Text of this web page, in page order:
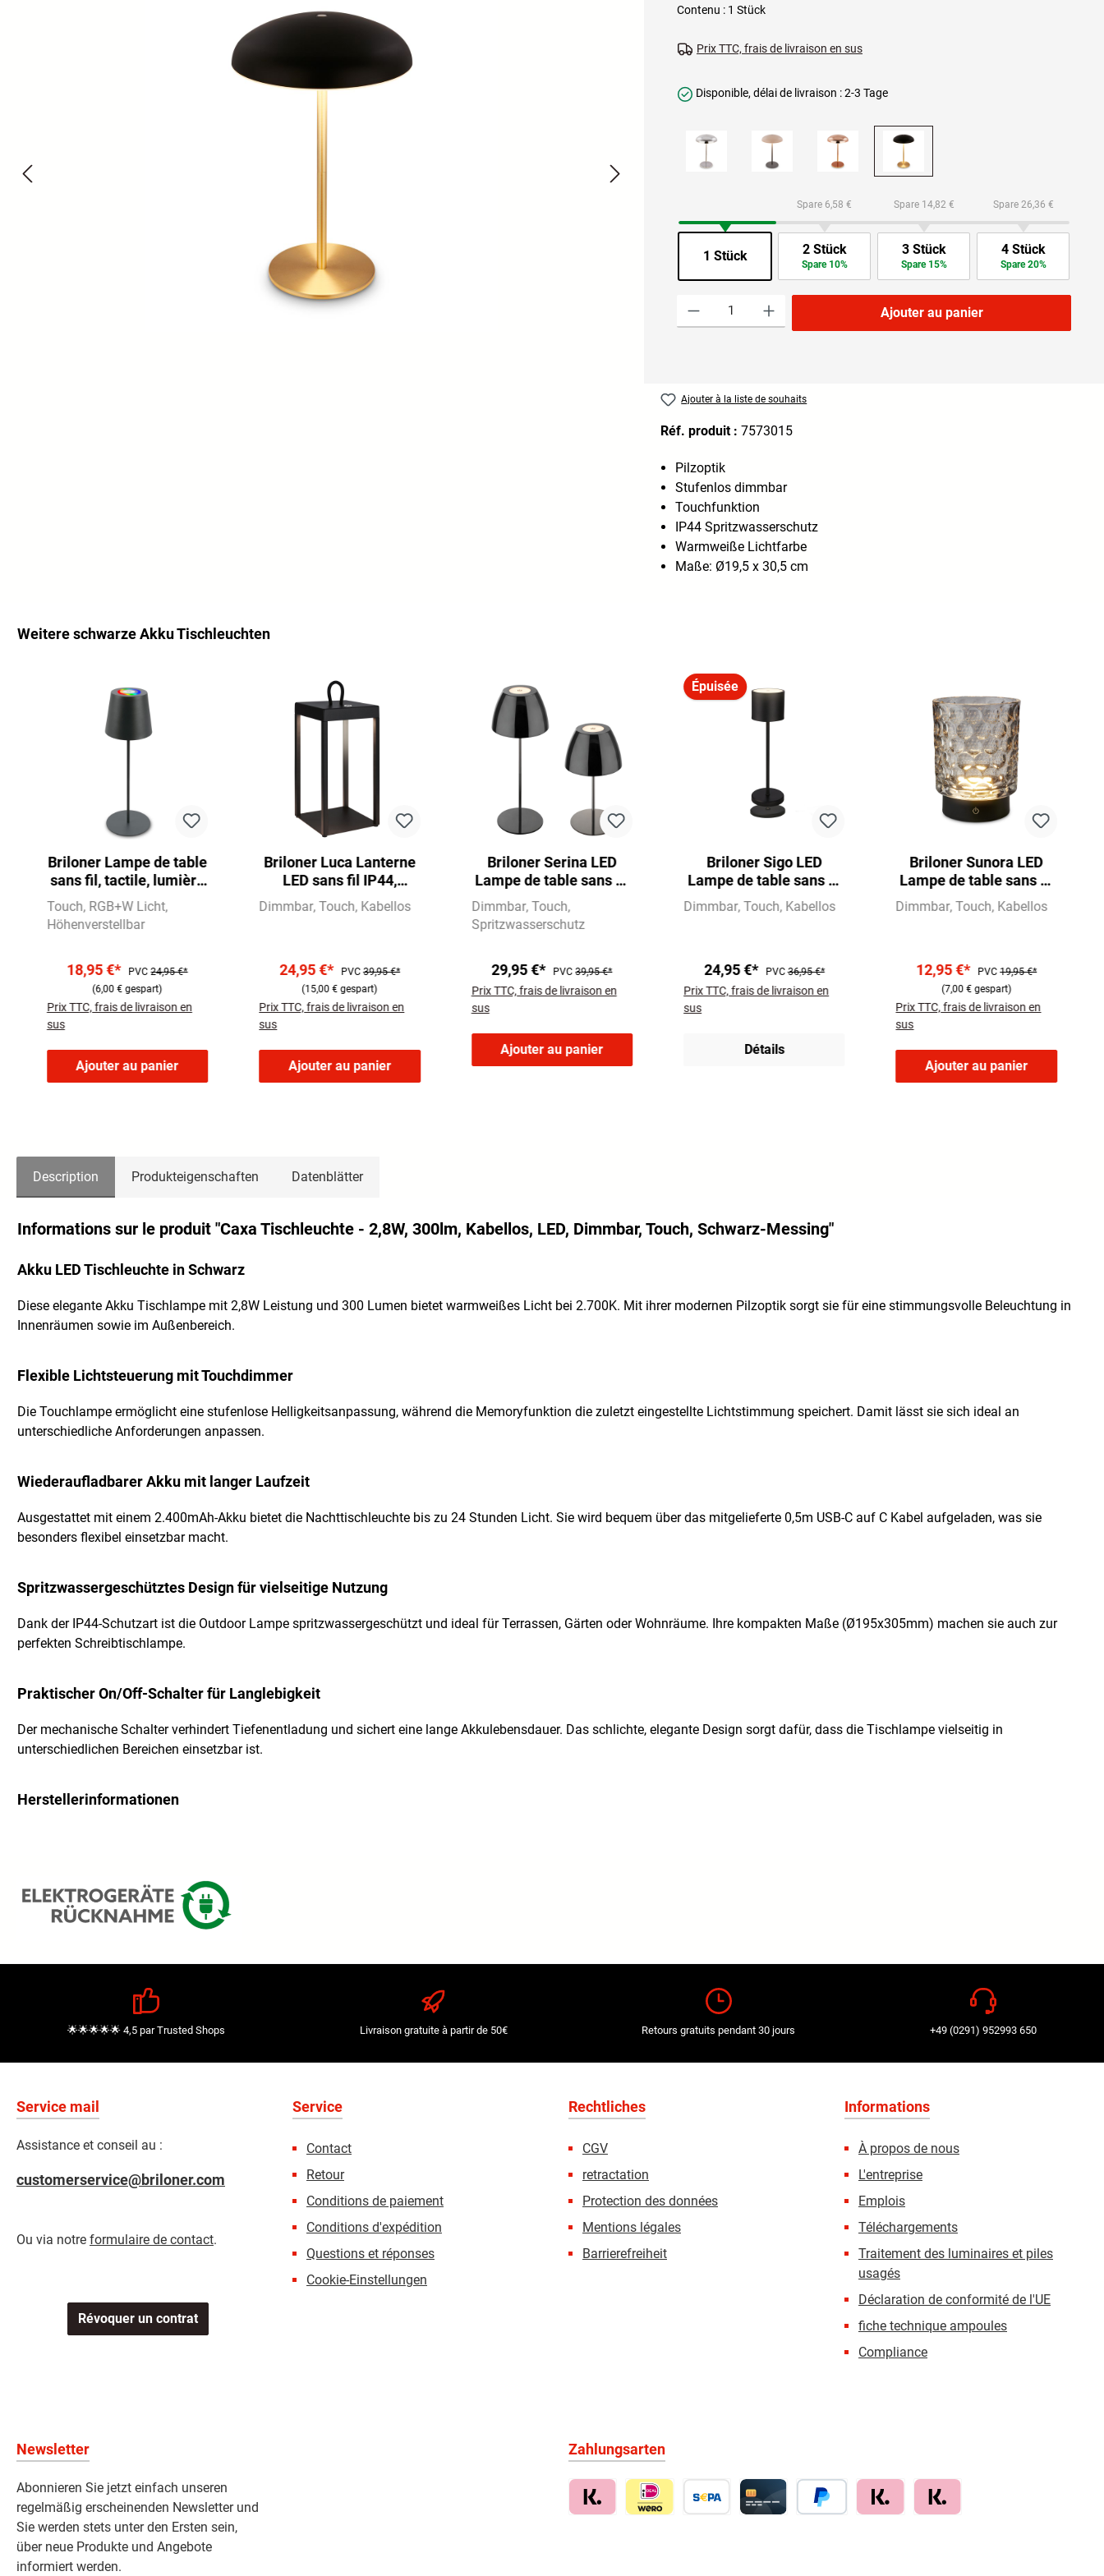
Contenu : 1 Stück
Prix TTC, frais de livraison en sus
Disponible, délai de livraison : 2-3 Tage
1 Stück
Spare 6,58 €
2 Stück
Spare 10%
Spare 14,82 €
3 Stück
Spare 15%
Spare 26,36 €
4 Stück
Spare 20%
Ajouter au panier
Ajouter à la liste de souhaits
Réf. produit : 7573015
Pilzoptik
Stufenlos dimmbar
Touchfunktion
IP44 Spritzwasserschutz
Warmweiße Lichtfarbe
Maße: Ø19,5 x 30,5 cm
Weitere schwarze Akku Tischleuchten
Briloner Lampe de table
sans fil, tactile, lumière
multicolore RGB+W,
hauteur réglable
Touch RGB+W Licht
Höhenverstellbar
18,95 €* PVC24,95 €*
(6,00 € gespart)
Prix TTC, frais de livraison en
sus
Ajouter au panier
Briloner Luca Lanterne
LED sans fil IP44,
intensité lumineuse
variable, tactile, noir
Dimmbar Touch Kabellos
24,95 €* PVC39,95 €*
(15,00 € gespart)
Prix TTC, frais de livraison en
sus
Ajouter au panier
Briloner Serina LED
Lampe de table sans fil
IP44, intensité
lumineuse variable,
tactile, noir-chrome
Dimmbar Touch
Spritzwasserschutz
29,95 €* PVC39,95 €*
Prix TTC, frais de livraison en
sus
Ajouter au panier
Épuisée
Briloner Sigo LED
Lampe de table sans fil
IP44, intensité
lumineuse variable,
Dimmbar Touch Kabellos
24,95 €* PVC36,95 €*
Prix TTC, frais de livraison en
sus
Détails
Briloner Sunora LED
Lampe de table sans fil
IP44, variateur, tactile,
gris
Dimmbar Touch Kabellos
12,95 €* PVC19,95 €*
(7,00 € gespart)
Prix TTC, frais de livraison en
sus
Ajouter au panier
Description Produkteigenschaften Datenblätter
Informations sur le produit "Caxa Tischleuchte - 2,8W, 300lm, Kabellos, LED, Dimmbar, Touch, Schwarz-Messing"
Akku LED Tischleuchte in Schwarz
Diese elegante Akku Tischlampe mit 2,8W Leistung und 300 Lumen bietet warmweißes Licht bei 2.700K. Mit ihrer modernen Pilzoptik sorgt sie für eine stimmungsvolle Beleuchtung in
Innenräumen sowie im Außenbereich.
Flexible Lichtsteuerung mit Touchdimmer
Die Touchlampe ermöglicht eine stufenlose Helligkeitsanpassung, während die Memoryfunktion die zuletzt eingestellte Lichtstimmung speichert. Damit lässt sie sich ideal an
unterschiedliche Anforderungen anpassen.
Wiederaufladbarer Akku mit langer Laufzeit
Ausgestattet mit einem 2.400mAh-Akku bietet die Nachttischleuchte bis zu 24 Stunden Licht. Sie wird bequem über das mitgelieferte 0,5m USB-C auf C Kabel aufgeladen, was sie
besonders flexibel einsetzbar macht.
Spritzwassergeschütztes Design für vielseitige Nutzung
Dank der IP44-Schutzart ist die Outdoor Lampe spritzwassergeschützt und ideal für Terrassen, Gärten oder Wohnräume. Ihre kompakten Maße (Ø195x305mm) machen sie auch zur
perfekten Schreibtischlampe.
Praktischer On/Off-Schalter für Langlebigkeit
Der mechanische Schalter verhindert Tiefenentladung und sichert eine lange Akkulebensdauer. Das schlichte, elegante Design sorgt dafür, dass die Tischlampe vielseitig in
unterschiedlichen Bereichen einsetzbar ist.
Herstellerinformationen
🌟🌟🌟🌟🌟 4,5 par Trusted Shops Livraison gratuite à partir de 50€ Retours gratuits pendant 30 jours +49 (0291) 952993 650
Service mail
Assistance et conseil au :
customerservice@briloner.com
Ou via notre formulaire de contact.
Révoquer un contrat
Service
Contact
Retour
Conditions de paiement
Conditions d'expédition
Questions et réponses
Cookie-Einstellungen
Rechtliches
CGV
retractation
Protection des données
Mentions légales
Barrierefreiheit
Informations
À propos de nous
L'entreprise
Emplois
Téléchargements
Traitement des luminaires et piles
usagés
Déclaration de conformité de l'UE
fiche technique ampoules
Compliance
Newsletter
Abonnieren Sie jetzt einfach unseren
regelmäßig erscheinenden Newsletter und
Sie werden stets unter den Ersten sein,
über neue Produkte und Angebote
informiert werden.
Zahlungsarten